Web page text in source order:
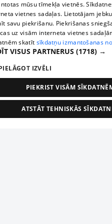
mūsu tīmekļa vietnēs.
vietnes sadaļas. Lietotājam
savu piekrišanu. Piekrišanas
uz visām interneta vietnes
skatīt sīkdatņu izmantošanas
VISUS PARTNERUS (1718) →
IZVĒLI
PIEKRIST VISĀM
ATSTĀT TEHNISKĀS